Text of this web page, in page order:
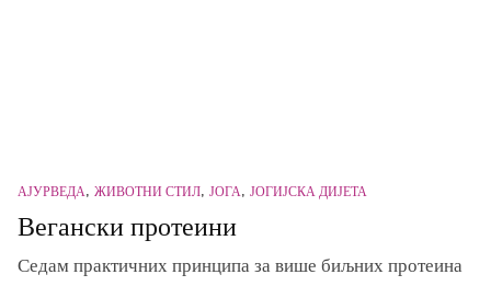
АЈУРВЕДА ЖИВОТНИ СТИЛ ЈОГА ЈОГИЈСКА ДИЈЕТА
Вегански протеини
Седам практичних принципа за више биљних протеина